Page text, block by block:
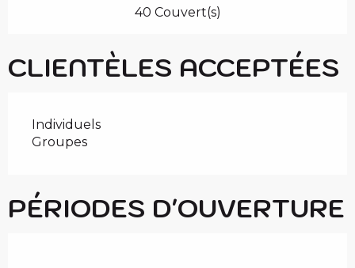
40 Couvert(s)
CLIENTÈLES ACCEPTÉES
Individuels
Groupes
PÉRIODES D'OUVERTURE